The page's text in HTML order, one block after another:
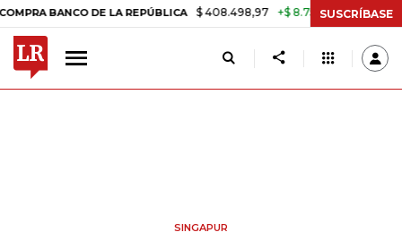
DE LA REPÚBLICA $ 408.498,97 +$ 8.753,81 +2,19% TASA DE
SUSCRÍBASE
SINGAPUR